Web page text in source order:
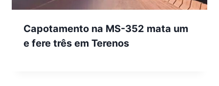
Capotamento na MS-352 mata um
e fere três em Terenos